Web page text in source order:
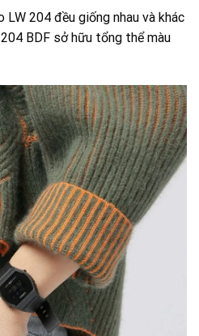
LW 204 đều giống nhau và khác
BDF sở hữu tổng thể màu